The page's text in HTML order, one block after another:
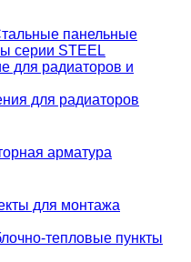
панельные
серии STEEL
для радиаторов и
для радиаторов
арматура
для монтажа
тепловые пункты